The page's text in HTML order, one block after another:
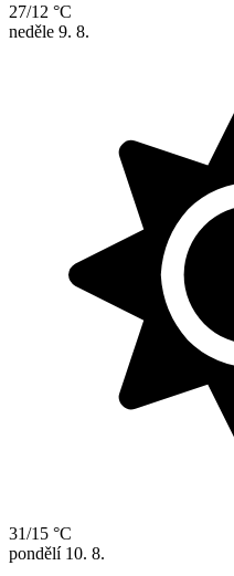
27/12 °C
neděle 9. 8.
31/15 °C
pondělí 10. 8.